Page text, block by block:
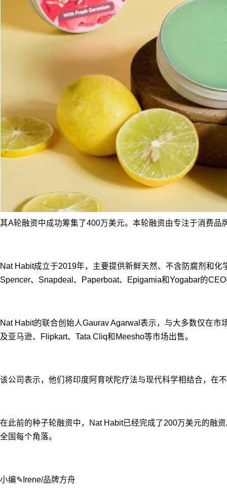
其A轮融资中成功筹集了400万美元。本轮融资由专注于消费
Nat Habit成立于2019年，主要提供新鲜天然、不含防腐剂和
Spencer、Snapdeal、Paperboat、Epigamia和Yogabar的
Nat Habit的联合创始人Gaurav Agarwal表示，与大多数仅在
及亚马逊、Flipkart、Tata Cliq和Meesho等市场出售。
该公司表示，他们将印度阿育吠陀疗法与现代科学相结合，在
在此前的种子轮融资中，Nat Habit已经完成了200万美元的融
全国每个角落。
小编✎Irene/品牌方舟